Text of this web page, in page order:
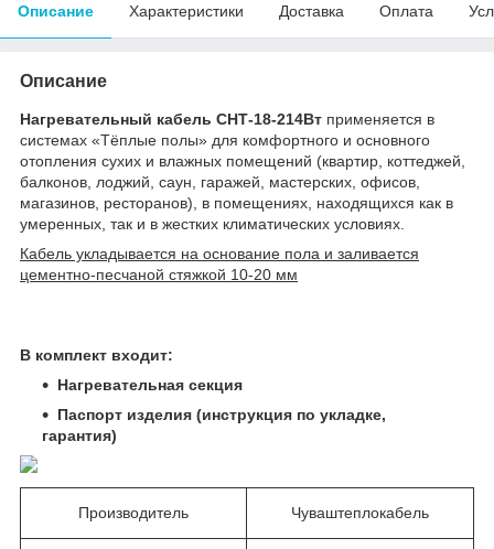
Описание Характеристики Доставка Оплата
Описание
Нагревательный кабель СНТ-18-214Вт применяется в
системах «Тёплые полы» для комфортного и основного
отопления сухих и влажных помещений (квартир, коттеджей,
балконов, лоджий, саун, гаражей, мастерских, офисов,
магазинов, ресторанов), в помещениях, находящихся как в
умеренных, так и в жестких климатических условиях.
Кабель укладывается на основание пола и заливается
цементно-песчаной стяжкой 10-20 мм
В комплект входит:
Нагревательная секция
Паспорт изделия (инструкция по укладке,
гарантия)
Производитель Чуваштеплокабель